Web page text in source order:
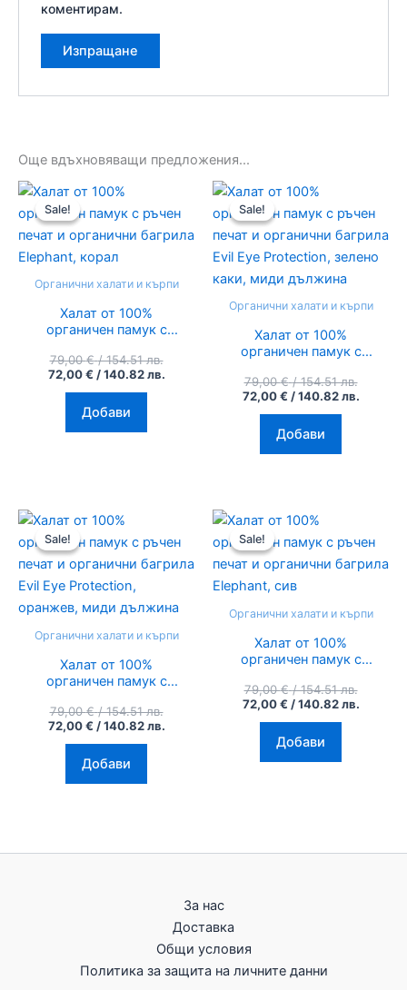
коментирам.
Още вдъхновяващи предложения...
Sale!
Sale!
Органични халати и кърпи
Халат от 100%
органичен памук с
органични багрила
Elephant, корал
79,00€ / 154.51 лв.
was:
79,00 €
/
72,00€ / 140.82 лв.
Текущата
е:
72,00 €
/
Добави
Sale!
Sale!
Органични халати и кърпи
Халат от 100%
органичен памук с
органични багрила
Evil Eye Protection,
зелено каки, миди
дължина
79,00€ / 154.51 лв.
was:
79,00 €
/
154.51
72,00€ / 140.82 лв.
е:
72,00 €
/
140.82
Добави
Sale!
Sale!
Органични халати и кърпи
Халат от 100%
органичен памук с
органични багрила
Evil Eye Protection,
оранжев, миди
дължина
79,00€ / 154.51 лв.
was:
79,00 €
/
лв..
72,00€ / 140.82 лв.
Текущата
е:
72,00 €
/
лв..
Добави
Sale!
Sale!
Органични халати и кърпи
Халат от 100%
органичен памук с
органични багрила
Elephant, сив
79,00€ / 154.51 лв.
was:
79,00 €
/
72,00€ / 140.82 лв.
е:
72,00 €
/
Добави
За нас
Доставка
Общи условия
Политика за защита на личните данни